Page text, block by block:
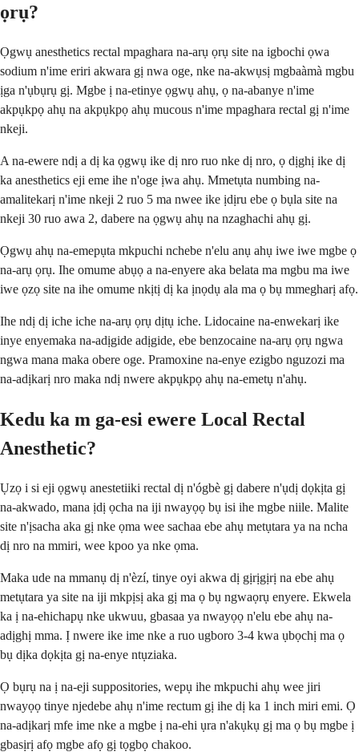
ọrụ?
Ọgwụ anesthetics rectal mpaghara na-arụ ọrụ site na igbochi ọwa
sodium n'ime eriri akwara gị nwa oge, nke na-akwụsị mgbaàmà mgbu
ịga n'ụbụrụ gị. Mgbe ị na-etinye ọgwụ ahụ, ọ na-abanye n'ime
akpụkpọ ahụ na akpụkpọ ahụ mucous n'ime mpaghara rectal gị n'ime
nkeji.
A na-ewere ndị a dị ka ọgwụ ike dị nro ruo nke dị nro, ọ dịghị ike dị
ka anesthetics eji eme ihe n'oge ịwa ahụ. Mmetụta numbing na-
amalitekarị n'ime nkeji 2 ruo 5 ma nwee ike ịdịru ebe ọ bụla site na
nkeji 30 ruo awa 2, dabere na ọgwụ ahụ na nzaghachi ahụ gị.
Ọgwụ ahụ na-emepụta mkpuchi nchebe n'elu anụ ahụ iwe iwe mgbe ọ
na-arụ ọrụ. Ihe omume abụọ a na-enyere aka belata ma mgbu ma iwe
iwe ọzọ site na ihe omume nkịtị dị ka ịnọdụ ala ma ọ bụ mmegharị afọ.
Ihe ndị dị iche iche na-arụ ọrụ dịtụ iche. Lidocaine na-enwekarị ike
inye enyemaka na-adịgide adịgide, ebe benzocaine na-arụ ọrụ ngwa
ngwa mana maka obere oge. Pramoxine na-enye ezigbo nguzozi ma
na-adịkarị nro maka ndị nwere akpụkpọ ahụ na-emetụ n'ahụ.
Kedu ka m ga-esi ewere Local Rectal
Anesthetic?
Ụzọ i si eji ọgwụ anestetiiki rectal dị n'ógbè gị dabere n'ụdị dọkịta gị
na-akwado, mana ịdị ọcha na iji nwayọọ bụ isi ihe mgbe niile. Malite
site n'ịsacha aka gị nke ọma wee sachaa ebe ahụ metụtara ya na ncha
dị nro na mmiri, wee kpoo ya nke ọma.
Maka ude na mmanụ dị n'èzí, tinye oyi akwa dị gịrịgịrị na ebe ahụ
metụtara ya site na iji mkpịsị aka gị ma ọ bụ ngwaọrụ enyere. Ekwela
ka ị na-ehichapụ nke ukwuu, gbasaa ya nwayọọ n'elu ebe ahụ na-
adịghị mma. Ị nwere ike ime nke a ruo ugboro 3-4 kwa ụbọchị ma ọ
bụ dịka dọkịta gị na-enye ntụziaka.
Ọ bụrụ na ị na-eji suppositories, wepụ ihe mkpuchi ahụ wee jiri
nwayọọ tinye njedebe ahụ n'ime rectum gị ihe dị ka 1 inch miri emi. Ọ
na-adịkarị mfe ime nke a mgbe ị na-ehi ụra n'akụkụ gị ma ọ bụ mgbe ị
gbasịrị afọ mgbe afọ gị tọgbọ chakoo.